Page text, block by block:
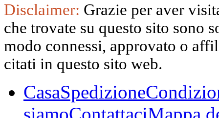
Disclaimer: Grazie per aver
che trovate su questo sito sono
modo connessi, approvato o
citati in questo sito web.
CasaSpedizione
siamoContattaciMappa